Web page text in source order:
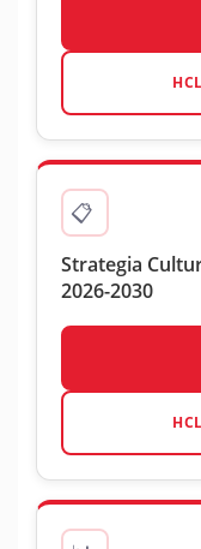
Strategia
2026-2030